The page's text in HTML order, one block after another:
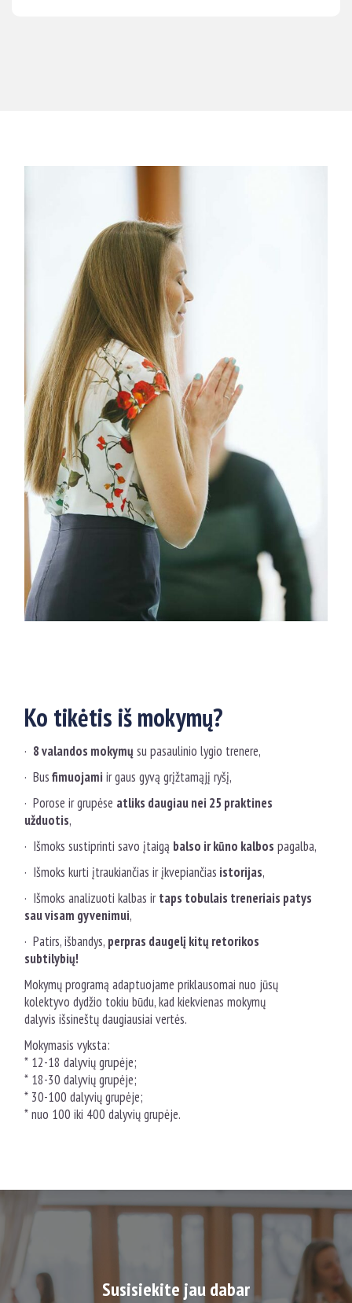
Ko tikėtis iš mokymų?
· 8 valandos mokymų su pasaulinio lygio trenere,
· Busfimuojami ir gaus gyvą grįžtamąjį ryšį,
· Porose ir grupėse atliks daugiau nei 25 praktines
užduotis,
· Išmoks sustiprinti savo įtaigą balso ir kūno kalbos pagalba,
· Išmoks kurti įtraukiančias ir įkvepiančias istorijas,
· Išmoks analizuoti kalbas irtaps tobulais treneriais patys
sau visam gyvenimui,
· Patirs, išbandys, perpras daugelį kitų retorikos
subtilybių!
Mokymų programą adaptuojame priklausomai nuo jūsų
kolektyvo dydžio tokiu būdu, kad kiekvienas mokymų
dalyvis išsineštų daugiausiai vertės.
Mokymasis vyksta:
* 12-18 dalyvių grupėje;
* 18-30 dalyvių grupėje;
* 30-100 dalyvių grupėje;
* nuo 100 iki 400 dalyvių grupėje.
Susisiekite jau dabar